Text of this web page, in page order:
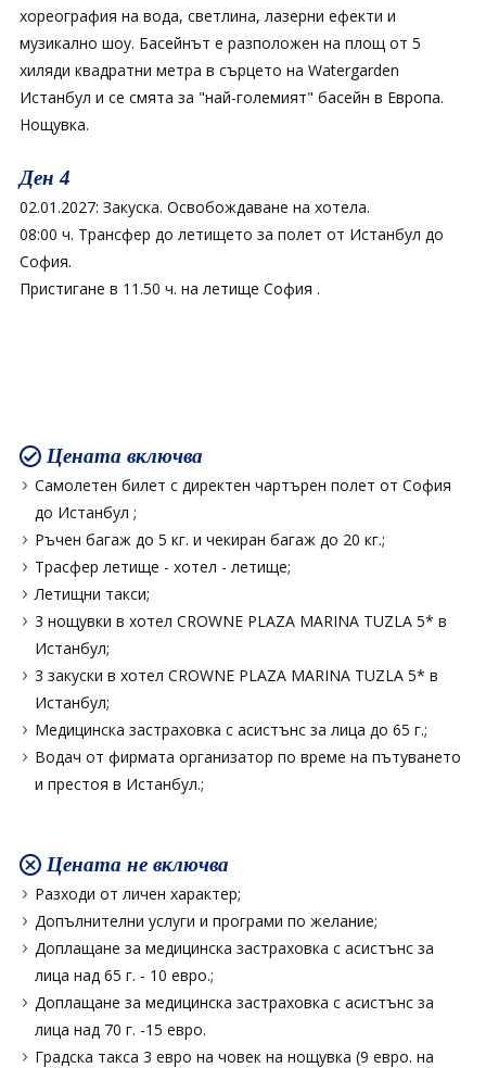
хореография на вода, светлина, лазерни ефекти и
музикално шоу. Басейнът е разположен на площ от 5
хиляди квадратни метра в сърцето на Watergarden
Истанбул и се смята за "най-големият" басейн в Европа.
Нощувка.
Ден 4
02.01.2027: Закуска. Освобождаване на хотела.
08:00 ч. Трансфер до летището за полет от Истанбул до
София.
Пристигане в 11.50 ч. на летище София .
Цената включва
Самолетен билет с директен чартърен полет от София
до Истанбул ;
Ръчен багаж до 5 кг. и чекиран багаж до 20 кг.;
Трасфер летище - хотел - летище;
Летищни такси;
3 нощувки в хотел CROWNE PLAZA MARINA TUZLA 5* в
Истанбул;
3 закуски в хотел CROWNE PLAZA MARINA TUZLA 5* в
Истанбул;
Медицинска застраховка с асистънс за лица до 65 г.;
Водач от фирмата организатор по време на пътуването
и престоя в Истанбул.;
Цената не включва
Разходи от личен характер;
Допълнителни услуги и програми по желание;
Доплащане за медицинска застраховка с асистънс за
лица над 65 г. - 10 евро.;
Доплащане за медицинска застраховка с асистънс за
лица над 70 г. -15 евро.
Градска такса 3 евро на човек на нощувка (9 евро. на